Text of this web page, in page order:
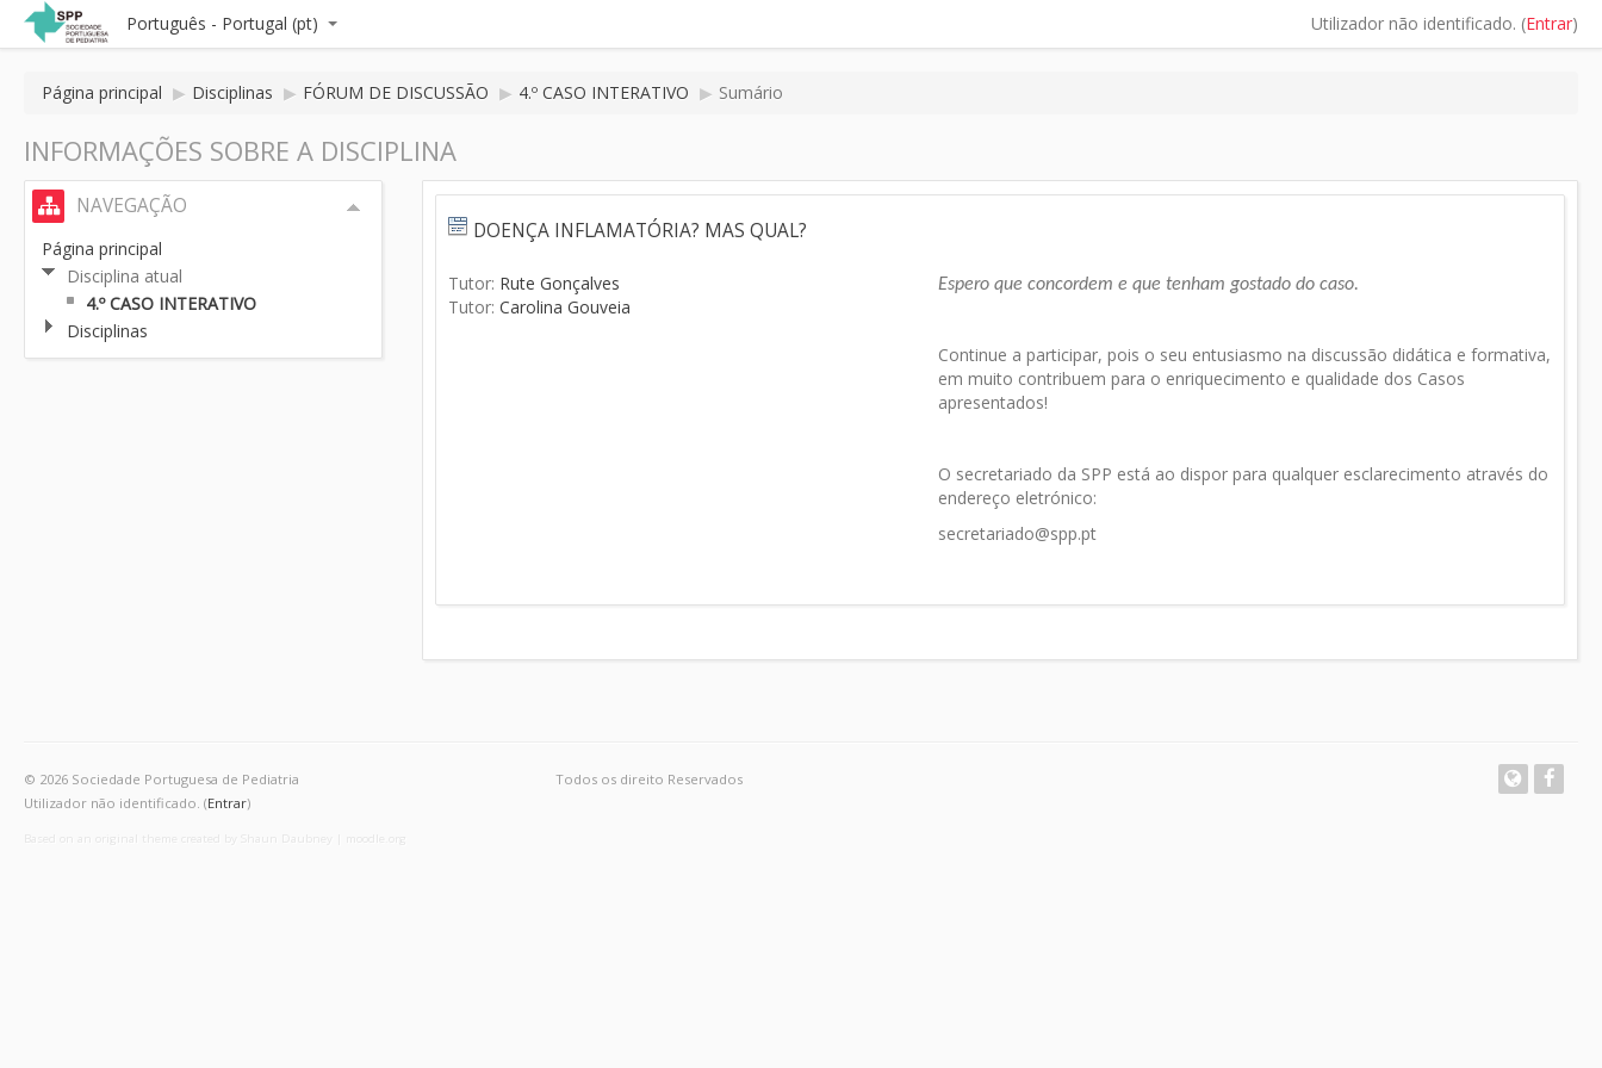
Utilizador não identificado. (Entrar)
Português - Portugal (pt)
Página principal ▶ Disciplinas ▶ FÓRUM DE DISCUSSÃO ▶ 4.º CASO INTERATIVO ▶ Sumário
INFORMAÇÕES SOBRE A DISCIPLINA
DOENÇA INFLAMATÓRIA? MAS QUAL?
Espero que concordem e que tenham gostado do caso.
Continue a participar, pois o seu entusiasmo na discussão didática e formativa,
em muito contribuem para o enriquecimento e qualidade dos Casos
apresentados!
O secretariado da SPP está ao dispor para qualquer esclarecimento através do
endereço eletrónico:
secretariado@spp.pt
Tutor: Rute Gonçalves
Tutor:Carolina Gouveia
NAVEGAÇÃO
Página principal
Disciplina atual
4.º CASO INTERATIVO
Disciplinas
© 2026 Sociedade Portuguesa de Pediatria
Utilizador não identificado. (Entrar)
Todos os direito Reservados